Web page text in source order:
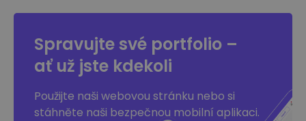
Spravujte své portfolio –
ať už jste kdekoli
Použijte naši webovou stránku nebo si
stáhněte naši bezpečnou mobilní aplikaci.